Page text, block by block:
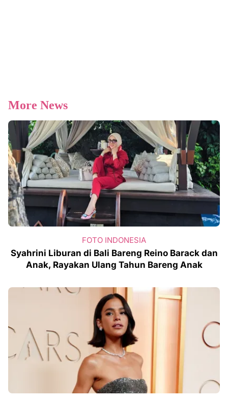
More News
FOTO INDONESIA
Syahrini Liburan di Bali Bareng Reino Barack dan
Anak, Rayakan Ulang Tahun Bareng Anak